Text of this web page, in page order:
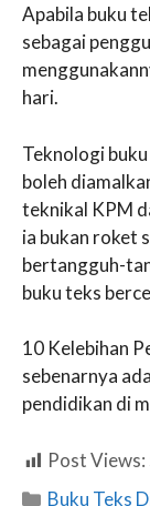
Apabila buku
sebagai
hari.
Teknologi
boleh
teknikal KPM
ia bukan roket
bertangguh-
buku teks
10 Kelebihan
sebenarnya
pendidikan di
Post Views:
Categories
Buku Teks